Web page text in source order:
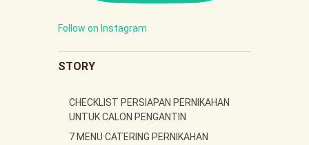
Follow on Instagram
STORY
CHECKLIST PERSIAPAN PERNIKAHAN
UNTUK CALON PENGANTIN
7 MENU CATERING PERNIKAHAN